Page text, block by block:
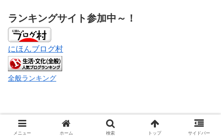
ランキングサイト参加中～！
にほんブログ村
全般ランキング
いろんなランキング！
メニュー ホーム 検索 トップ サイドバー